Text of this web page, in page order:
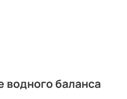
баланса